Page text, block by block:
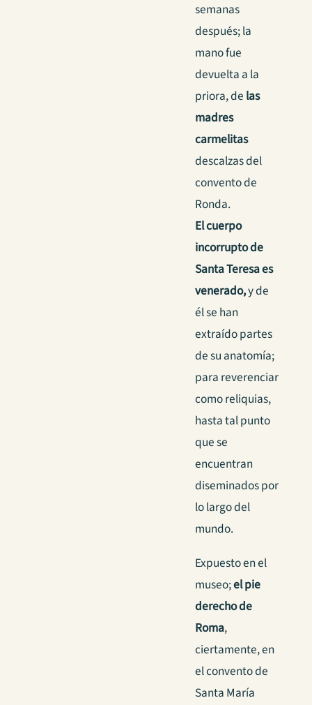
semanas
después; la
mano fue
devuelta a la
priora, de las
madres
carmelitas
descalzas del
convento de
Ronda.
El cuerpo
incorrupto de
Santa Teresa es
venerado,y de
él se han
extraído partes
de su anatomía;
para reverenciar
como reliquias,
hasta tal punto
que se
encuentran
diseminados por
lo largo del
mundo.
Expuesto en el
museo;el pie
derecho de
Roma,
ciertamente, en
el convento de
Santa María